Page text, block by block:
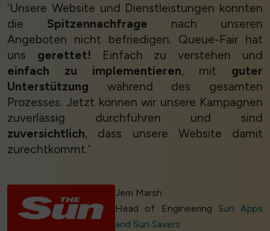
‘Unsere Website und Dienstleistungen konnten
die Spitzennachfrage nach unseren
Angeboten nicht befriedigen. Queue-Fair hat
uns gerettet! Einfach zu verstehen und
einfach zu implementieren, mit guter
Unterstützung während des gesamten
Prozesses. Jetzt können wir unsere Kampagnen
zuverlässig durchführen und sind
zuversichtlich, dass unsere Website damit
zurechtkommt.’
Jem Marsh
Head of Engineering Sun Apps
and Sun Savers